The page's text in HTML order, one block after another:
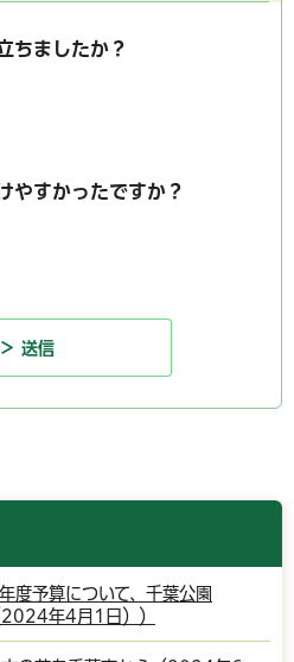
ちましたか？
やすかったですか？
度予算について、千葉公園
2024年4月1日））